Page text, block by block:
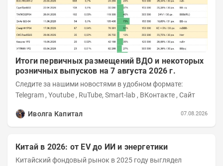
Итоги первичных размещений ВДО и некоторых
розничных выпусков на 7 августа 2026 г.
Следите за нашими новостями в удобном формате:
Telegram , Youtube , RuTube, Smart-lab , ВКонтакте , Сайт
Иволга Капитал 07.08.2026
Китай в 2026: от EV до ИИ и энергетики
Китайский фондовый рынок в 2025 году выглядел